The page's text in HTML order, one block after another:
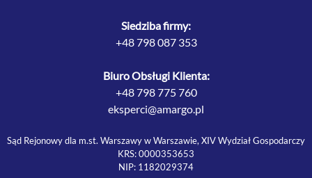
Siedziba firmy:
+48 798 087 353
Biuro Obsługi Klienta:
+48 798 775 760
eksperci@amargo.pl
Sąd Rejonowy dla m.st. Warszawy w Warszawie, XIV Wydział Gospodarczy
KRS: 0000353653
NIP: 1182029374